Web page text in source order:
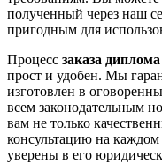
полученный через наш
пригодным для
Процесс заказа
прост и удобен. Мы
изготовлен в
всем законодательным
вам не только
консультацию на
уверены в его